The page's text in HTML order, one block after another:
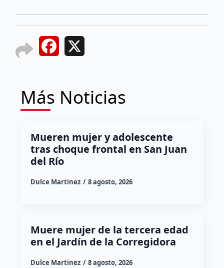
Facebook
Más Noticias
Mueren mujer y adolescente
tras choque frontal en San Juan
del Río
Dulce Martinez 8 agosto, 2026
Muere mujer de la tercera edad
en el Jardín de la Corregidora
Dulce Martinez 8 agosto, 2026